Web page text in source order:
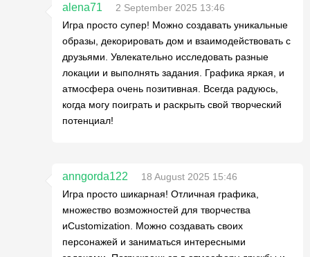
alena71
2 September 2025 13:46
Игра просто супер! Можно создавать уникальные
образы, декорировать дом и взаимодействовать с
друзьями. Увлекательно исследовать разные
локации и выполнять задания. Графика яркая, и
атмосфера очень позитивная. Всегда радуюсь,
когда могу поиграть и раскрыть свой творческий
потенциал!
anngorda122
18 August 2025 15:46
Игра просто шикарная! Отличная графика,
множество возможностей для творчества
иCustomization. Можно создавать своих
персонажей и заниматься интересными